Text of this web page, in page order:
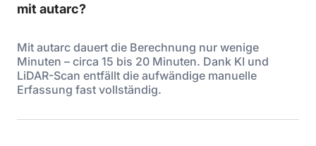
mit autarc?
Mit autarc dauert die Berechnung nur wenige
Minuten – circa 15 bis 20 Minuten. Dank KI und
LiDAR-Scan entfällt die aufwändige manuelle
Erfassung fast vollständig.